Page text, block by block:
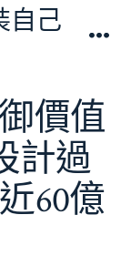
自己
價值
計過
60億